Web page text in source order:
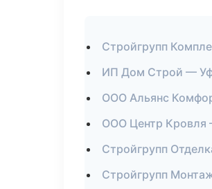
Стройгрупп
ИП Дом Строй —
ООО Альянс
ООО Центр Кровля
Стройгрупп
Стройгрупп